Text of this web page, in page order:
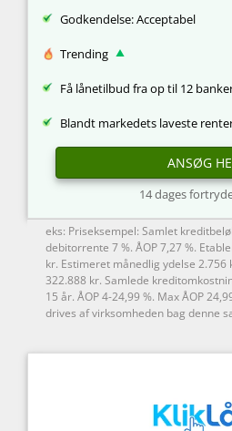
Godkendelse: Acceptabel
Trending
Få lånetilbud fra op til 12
Blandt markedets laveste
ANSØG
14 dages
eks: Priseksempel: Samlet
debitorrente 7 %. ÅOP 7,27 %.
kr. Estimeret månedlig ydelse
322.888 kr. Samlede
15 år. ÅOP 4-24,99 %. Max ÅOP
drives af virksomheden bag denne